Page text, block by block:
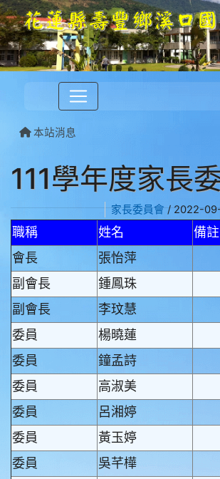
本站消息
111學年度家長
家長委員會/ 2022-
職稱 姓名
備註
會長
張怡萍
副會長
鍾鳳珠
副會長
李玟慧
委員
楊曉蓮
委員
鐘孟詩
委員
高淑美
委員
呂湘婷
委員
黃玉婷
委員
吳芊樺